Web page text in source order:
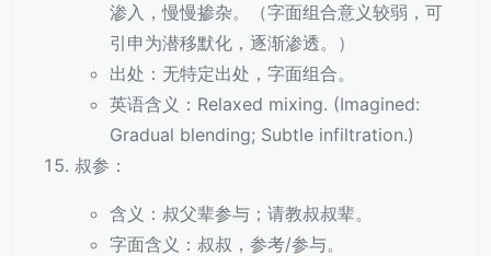
渗入，慢慢掺杂。（字面组合意义较弱，可
引申为潜移默化，逐渐渗透。）
出处：无特定出处，字面组合。
英语含义：Relaxed mixing. (Imagined:
Gradual blending; Subtle infiltration.)
叔参：
含义：叔父辈参与；请教叔叔辈。
字面含义：叔叔，参考/参与。